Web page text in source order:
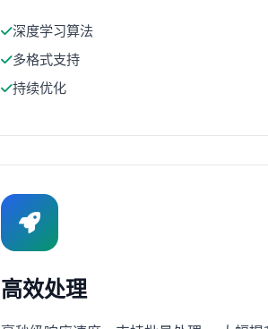
深度学习算法
多格式支持
持续优化
高效处理